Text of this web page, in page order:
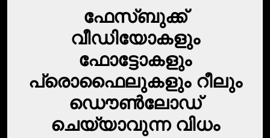
ഫേസ്‌ബുക്ക്
വീഡിയോകളും
ഫോട്ടോകളും
പ്രൊഫൈലുകളും റീലും
ഡൌണ്‍ലോഡ്‌
ചെയ്യാവുന്ന വിധം